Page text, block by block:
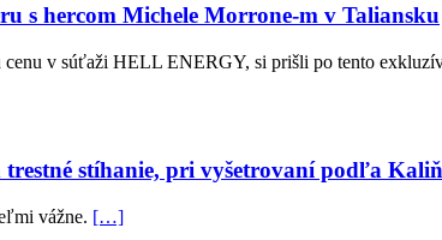
s hercom Michele Morrone-m v Taliansku
v súťaži HELL ENERGY, si prišli po tento
stíhanie, pri vyšetrovaní podľa
vážne. […]